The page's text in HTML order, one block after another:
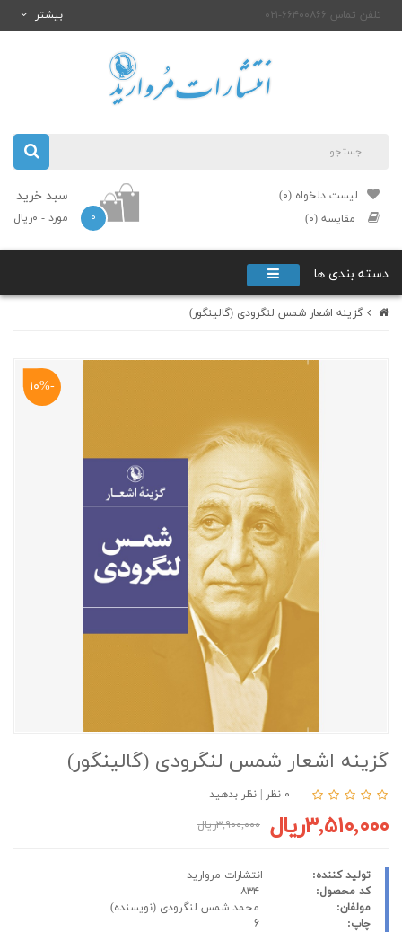
تلفن تماس ۶۶۴۰۰۸۶۶-۰۲۱ بیشتر
لیست دلخواه (۰)
مقایسه (۰)
سبد خرید
۰ مورد - ۰ریال
دسته بندی ها
گزینه اشعار شمس لنگرودی (گالینگور)
-۱۰%
گزینه اشعار شمس لنگرودی (گالینگور)
۰ نظر نظر بدهید
۳,۵۱۰,۰۰۰ریال ۳,۹۰۰,۰۰۰ریال
تولید کننده:
انتشارات مروارید
کد محصول:
مولفان:
محمد شمس لنگرودی (نویسنده)
چاپ: